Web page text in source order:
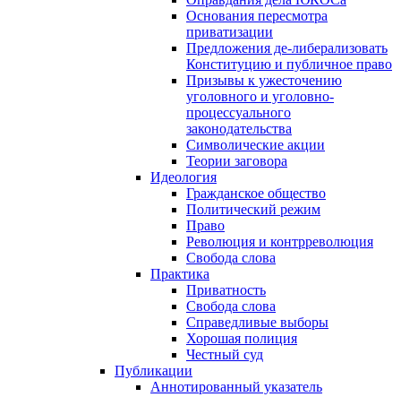
Основания пересмотра
приватизации
Предложения де-либерализовать
Конституцию и публичное право
Призывы к ужесточению
уголовного и уголовно-
процессуального
законодательства
Символические акции
Теории заговора
Идеология
Гражданское общество
Политический режим
Право
Революция и контрреволюция
Свобода слова
Практика
Приватность
Свобода слова
Справедливые выборы
Хорошая полиция
Честный суд
Публикации
Аннотированный указатель